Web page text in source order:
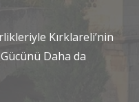
Kırklareli’nin
Daha da